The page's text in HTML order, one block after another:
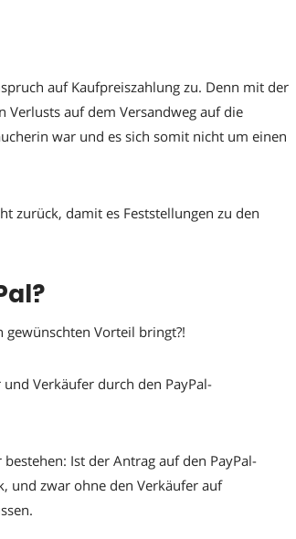
auf Kaufpreiszahlung zu. Denn mit der
Verlusts auf dem Versandweg auf die
war und es sich somit nicht um einen
zurück, damit es Feststellungen zu den
gewünschten Vorteil bringt?!
Verkäufer durch den PayPal-
Ist der Antrag auf den PayPal-
und zwar ohne den Verkäufer auf